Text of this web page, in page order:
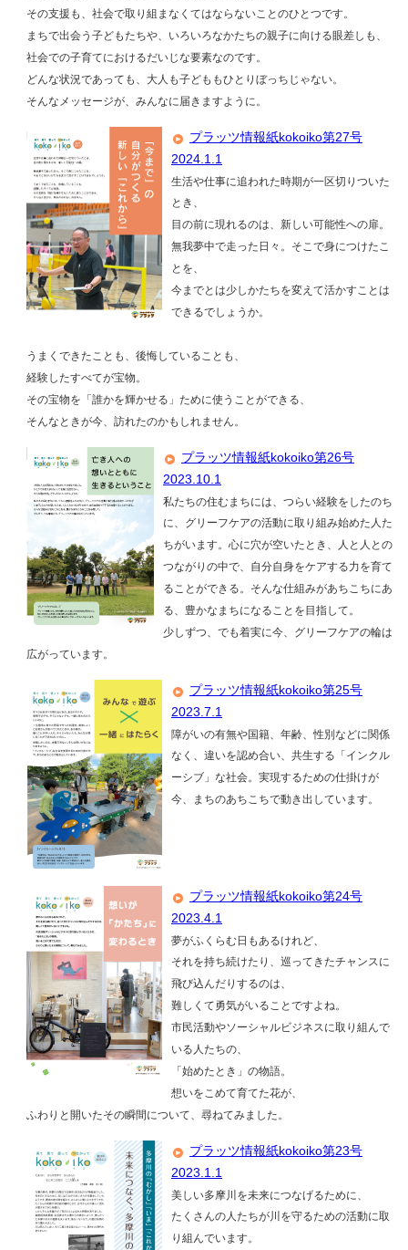
その支援も、社会で取り組まなくてはならないことのひとつです。
まちで出会う子どもたちや、いろいろなかたちの親子に向ける眼差しも、
社会での子育てにおけるだいじな要素なのです。
どんな状況であっても、大人も子どももひとりぼっちじゃない。
そんなメッセージが、みんなに届きますように。
プラッツ情報紙kokoiko第27号
2024.1.1
生活や仕事に追われた時期が一区切りついた
とき、
目の前に現れるのは、新しい可能性への扉。
無我夢中で走った日々。そこで身につけたこ
とを、
今までとは少しかたちを変えて活かすことは
できるでしょうか。
うまくできたことも、後悔していることも、
経験したすべてが宝物。
その宝物を「誰かを輝かせる」ために使うことができる、
そんなときが今、訪れたのかもしれません。
プラッツ情報紙kokoiko第26号
2023.10.1
私たちの住むまちには、つらい経験をしたのち
に、グリーフケアの活動に取り組み始めた人た
ちがいます。心に穴が空いたとき、人と人との
つながりの中で、自分自身をケアする力を育て
ることができる。そんな仕組みがあちこちにあ
る、豊かなまちになることを目指して。
少しずつ、でも着実に今、グリーフケアの輪は
広がっています。
プラッツ情報紙kokoiko第25号
2023.7.1
障がいの有無や国籍、年齢、性別などに関係
なく、違いを認め合い、共生する「インクル
ーシブ」な社会。実現するための仕掛けが
今、まちのあちこちで動き出しています。
プラッツ情報紙kokoiko第24号
2023.4.1
夢がふくらむ日もあるけれど、
それを持ち続けたり、巡ってきたチャンスに
飛び込んだりするのは、
難しくて勇気がいることですよね。
市民活動やソーシャルビジネスに取り組んで
いる人たちの、
「始めたとき」の物語。
想いをこめて育てた花が、
ふわりと開いたその瞬間について、尋ねてみました。
プラッツ情報紙kokoiko第23号
2023.1.1
美しい多摩川を未来につなげるために、
たくさんの人たちが川を守るための活動に取
り組んでいます。